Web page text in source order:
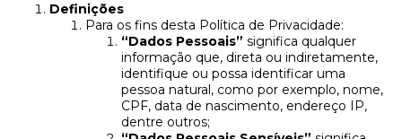
Definições
Para os fins desta Política de Privacidade:
“Dados Pessoais” significa qualquer
informação que, direta ou indiretamente,
identifique ou possa identificar uma
pessoa natural, como por exemplo, nome,
CPF, data de nascimento, endereço IP,
dentre outros;